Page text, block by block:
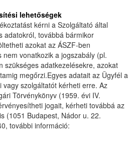
lehetőségek
kérni a Szolgáltató által
adatokról, továbbá bármikor
azokat az ÁSZF-ben
vonatkozik a jogszabály (pl.
szükséges adatkezelésekre, azokat
megőrzi.Egyes adatait az Ügyfél a
szolgáltatót kérheti erre. Az
Törvénykönyv (1959. évi IV.
jogait, kérheti továbbá az
(1051 Budapest, Nádor u. 22.
további információ: